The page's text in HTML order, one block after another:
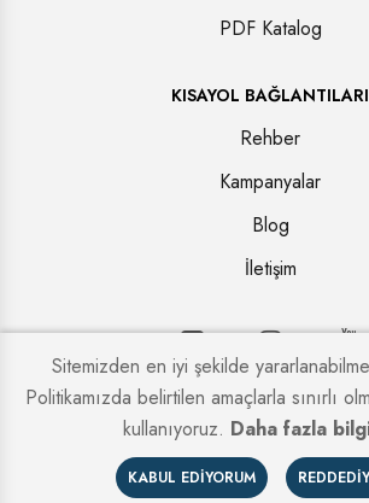
PDF Katalog
KISAYOL BAĞLANTILARI
Rehber
Kampanyalar
Blog
İletişim
Copyright © 2026. Tüm hakları saklıdır.
Sitemizden en iyi şekilde
Politikamızda belirtilen amaçlarla sınırlı
kullanıyoruz. Daha fazla
KABUL EDIYORUM